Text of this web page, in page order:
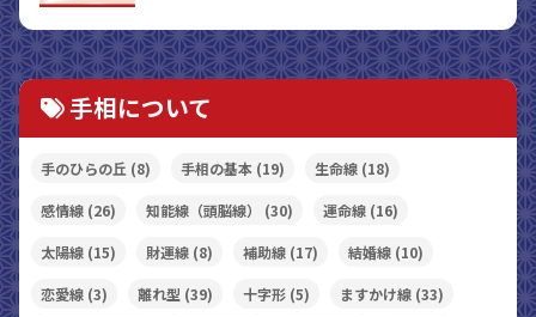
手相について
手のひらの丘 (8) 手相の基本 (19) 生命線 (18)
感情線 (26) 知能線（頭脳線） (30) 運命線 (16)
太陽線 (15) 財運線 (8) 補助線 (17) 結婚線 (10)
恋愛線 (3) 離れ型 (39) 十字形 (5) ますかけ線 (33)